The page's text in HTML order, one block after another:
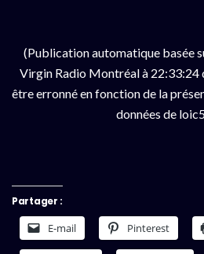
(Publication automatique basée
Virgin Radio Montréal à
être erronné en fonction de la
données de
Partager :
E-mail Pinterest